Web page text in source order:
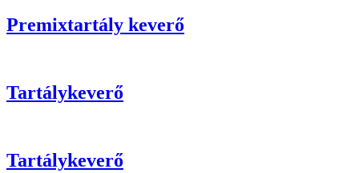
Premixtartály keverő
Tartálykeverő
Tartálykeverő